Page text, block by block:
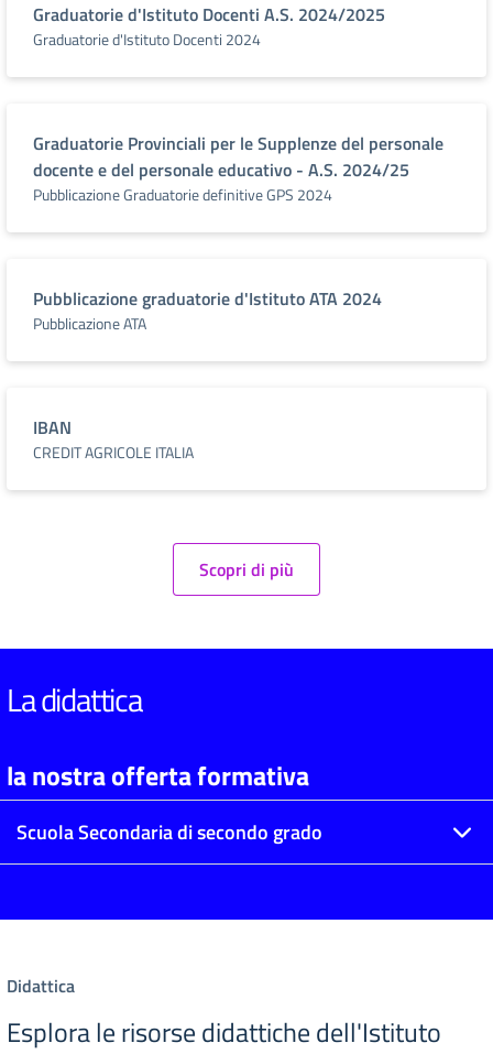
Graduatorie d'Istituto Docenti A.S. 2024/2025
Graduatorie d'Istituto Docenti 2024
Graduatorie Provinciali per le Supplenze del personale
docente e del personale educativo - A.S. 2024/25
Pubblicazione Graduatorie definitive GPS 2024
Pubblicazione graduatorie d'Istituto ATA 2024
Pubblicazione ATA
IBAN
CREDIT AGRICOLE ITALIA
Scopri di più
La didattica
la nostra offerta formativa
Scuola Secondaria di secondo grado
Didattica
Esplora le risorse didattiche dell'Istituto